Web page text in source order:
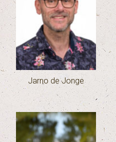
Jarno de Jonge